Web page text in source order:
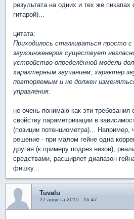
результата на одних и тех же
гитарой)...
цитата:
Приходилось сталкиваться просто
звукоинженеров существует
устройство определённой модели
характерным звучанием, характер
повторяемым и не должен
управления.
не очень понимаю как эти требования
свойству параметризации в
(позиции потенциометра)... Например,
решение - при малом гейне одна
другая (к примеру подрез низов),
средствами, расширяет диапазон
фишку...
Tuvalu
27 августа 2015 - 16:47